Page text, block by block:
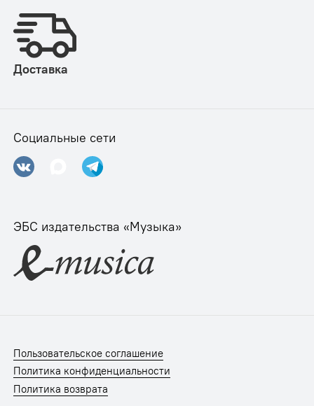
Доставка
Социальные сети
ЭБС издательства «Музыка»
Пользовательское соглашение
Политика конфиденциальности
Политика возврата